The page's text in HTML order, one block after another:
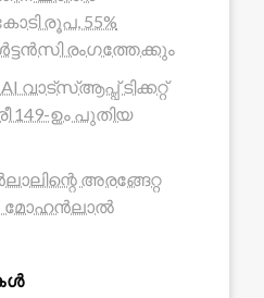
രൂപ, 55%
രംഗത്തേക്കും
ടിക്കറ്റ്
149-ഉം പുതിയ
അരങ്ങേറ്റ
— മോഹൻലാൽ